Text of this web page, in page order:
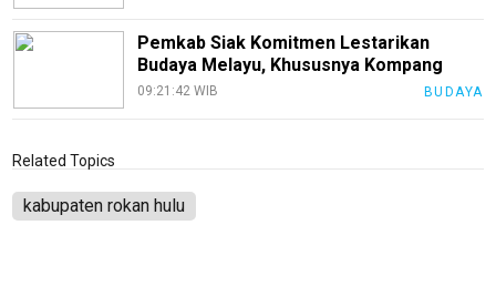
Pemkab Siak Komitmen Lestarikan
Budaya Melayu, Khususnya Kompang
09:21:42 WIB BUDAYA
Related Topics
kabupaten rokan hulu